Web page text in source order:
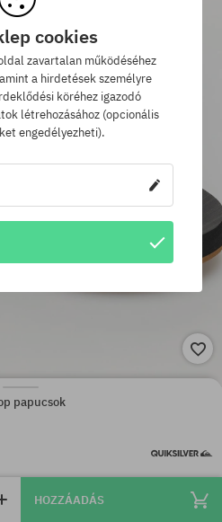
papucsok
HOZZÁADÁS
cookies
zavartalan működéséhez
a hirdetések személyre
köréhez igazodó
létrehozásához (opcionális
engedélyezheti).